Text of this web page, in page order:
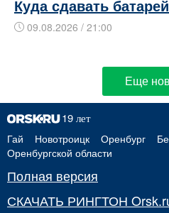
Куда сдавать
09.08.2026 / 21:00
Еще
Гай Новотроицк Оренбург
Оренбургской области
Полная версия
СКАЧАТЬ РИНГТОН